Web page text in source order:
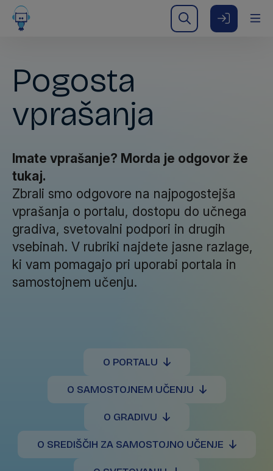
Pogosta
vprašanja
Imate vprašanje? Morda je odgovor že
tukaj.
Zbrali smo odgovore na najpogostejša
vprašanja o portalu, dostopu do učnega
gradiva, svetovalni podpori in drugih
vsebinah. V rubriki najdete jasne razlage,
ki vam pomagajo pri uporabi portala in
samostojnem učenju.
O PORTALU
O SAMOSTOJNEM UČENJU
O GRADIVU
O SREDIŠČIH ZA SAMOSTOJNO UČENJE